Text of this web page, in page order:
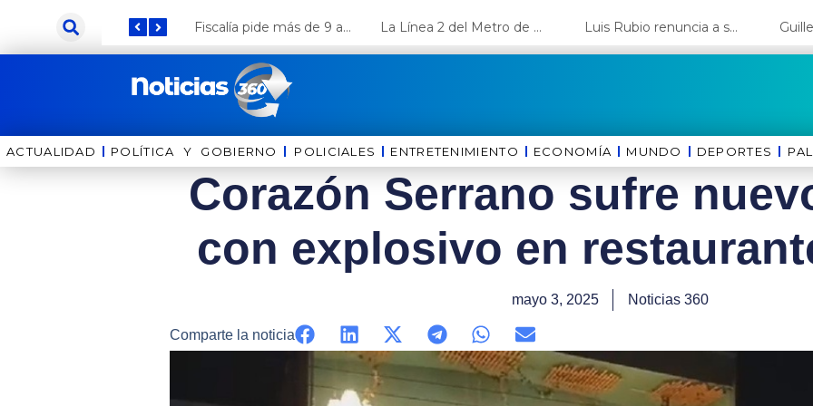
contenido
Fiscalía pide más de 9 años de cárcel para el diputado de oposición Harvey Colchado La Línea 2 del Metro de Lima y el Ramal 4 alcanzan un avance del 80% Luis Rubio renuncia a su candidatura a Lima y deja el camino libre a López Aliaga
ACTUALIDAD POLÍTICA Y GOBIERNO ⁠⁠POLICIALES ENTRETENIMIENTO ECONOMÍA MUNDO DEPORTES
Corazón Serrano sufre
con explosivo en
mayo 3, 2025 Noticias 360
Comparte la noticia